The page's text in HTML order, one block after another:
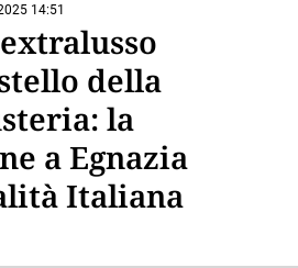
14:51
della
la
a Egnazia
Italiana